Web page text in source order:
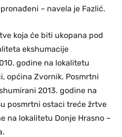
– navela je Fazlić.
koja će biti ukopana pod
ekshumacije
godine na lokalitetu
općina Zvornik. Posmrtni
2013. godine na
posmrtni ostaci treće žrtve
na lokalitetu Donje Hrasno –